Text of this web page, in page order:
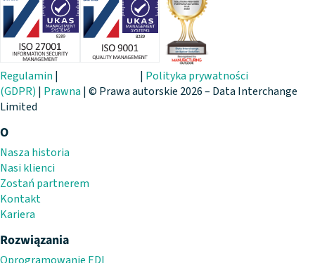
Regulamin | | Polityka prywatności
(GDPR) | Prawna | © Prawa autorskie 2026 – Data Interchange
Limited
O
Nasza historia
Nasi klienci
Zostań partnerem
Kontakt
Kariera
Rozwiązania